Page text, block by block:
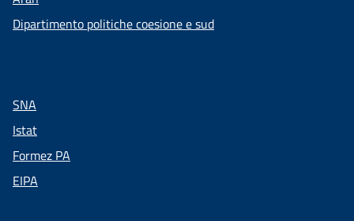
Dipartimento politiche coesione e sud
SNA
Istat
Formez PA
EIPA